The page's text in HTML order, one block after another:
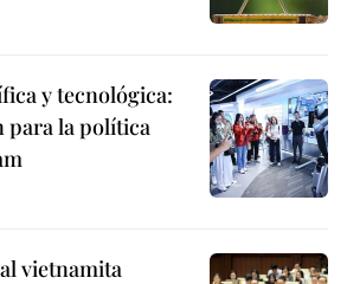
y tecnológica:
para la política
vietnamita